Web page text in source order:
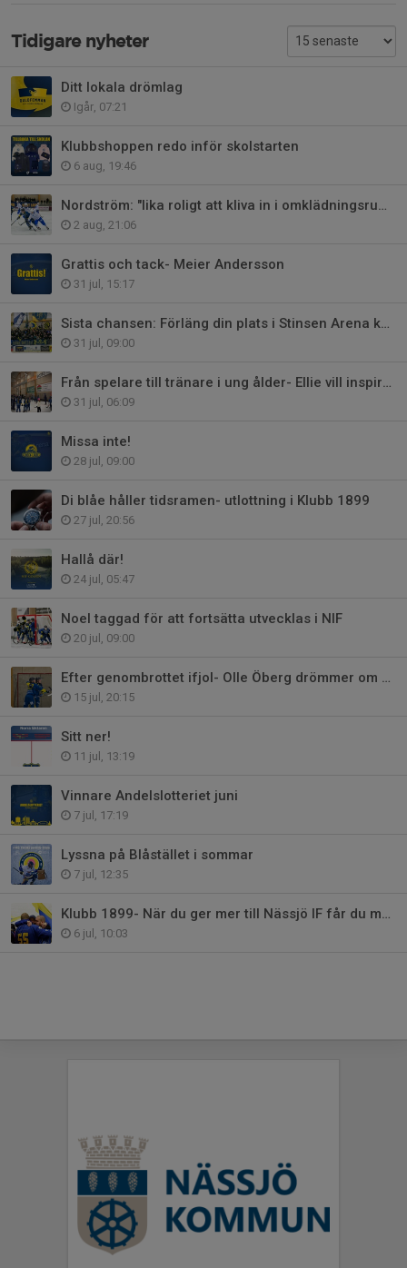
Tidigare nyheter
Ditt lokala drömlag
Igår, 07:21
Klubbshoppen redo inför skolstarten
6 aug, 19:46
Nordström: "lika roligt att kliva in i omklädningsrummet varje gång"
2 aug, 21:06
Grattis och tack- Meier Andersson
31 jul, 15:17
Sista chansen: Förläng din plats i Stinsen Arena kommande säsong
31 jul, 09:00
Från spelare till tränare i ung ålder- Ellie vill inspirera andra
31 jul, 06:09
Missa inte!
28 jul, 09:00
Di blåe håller tidsramen- utlottning i Klubb 1899
27 jul, 20:56
Hallå där!
24 jul, 05:47
Noel taggad för att fortsätta utvecklas i NIF
20 jul, 09:00
Efter genombrottet ifjol- Olle Öberg drömmer om kommande säsong
15 jul, 20:15
Sitt ner!
11 jul, 13:19
Vinnare Andelslotteriet juni
7 jul, 17:19
Lyssna på Blåstället i sommar
7 jul, 12:35
Klubb 1899- När du ger mer till Nässjö IF får du mer tillbaka
6 jul, 10:03